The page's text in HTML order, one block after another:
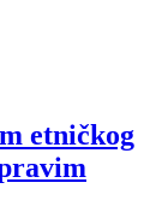
etničkog